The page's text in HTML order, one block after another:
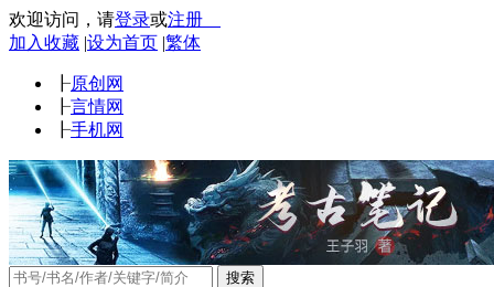
欢迎访问 ， 请登录或注册
加入收藏 |设为首页 |繁体
┠原创网
┠言情网
┠手机网
搜索